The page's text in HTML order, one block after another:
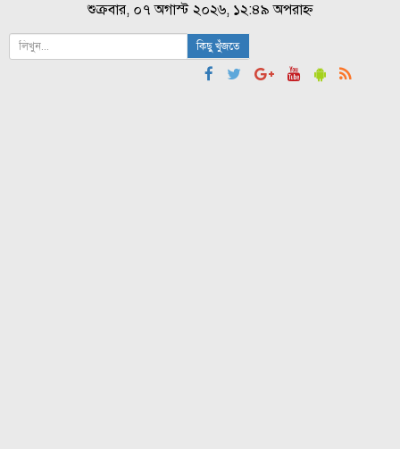
শুক্রবার, ০৭ অগাস্ট ২০২৬, ১২:৪৯ অপরাহ্ন
কিছু খুঁজতে